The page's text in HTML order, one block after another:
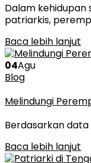
Dalam
patriarkis,
Baca lebih lanjut
04Agu
Blog
Melindungi
Berdasarkan
Baca lebih lanjut